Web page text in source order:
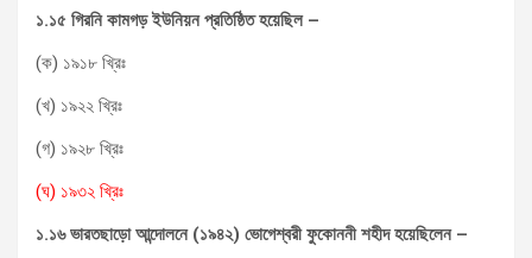
১.১৫ গিরনি কামগড় ইউনিয়ন প্রতিষ্ঠিত হয়েছিল –
(ক) ১৯১৮ খ্রিঃ
(খ) ১৯২২ খ্রিঃ
(গ) ১৯২৮ খ্রিঃ
(ঘ) ১৯৩২ খ্রিঃ
১.১৬ ভারতছাড়ো আন্দোলনে (১৯৪২) ভোগেশ্বরী ফুকোননী শহীদ হয়েছিলেন –